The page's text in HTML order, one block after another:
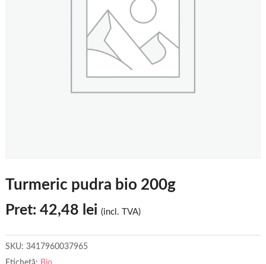
Turmeric pudra bio 200g
Pret: 42,48 lei (incl. TVA)
SKU: 3417960037965